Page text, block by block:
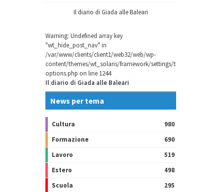
Il diario di Giada alle Baleari
Warning: Undefined array key
"wt_hide_post_nav" in
/var/www/clients/client1/web32/web/wp-
content/themes/wt_solaris/framework/settings/theme-
options.php on line 1244
Il diario di Giada alle Baleari
News per tema
Cultura
980
Formazione
690
Lavoro
519
Estero
498
Scuola
295